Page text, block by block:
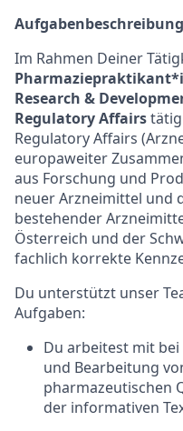
Aufgabenbeschreibung
Im Rahmen Deiner
Research &
Regulatory Affairs
Regulatory Affairs
europaweiter
aus Forschung und
neuer Arzneimittel und
bestehender
Österreich und der
fachlich korrekte
Du unterstützt unser
Aufgaben:
Du arbeitest mit
und Bearbeitung
pharmazeutischen
der informativen